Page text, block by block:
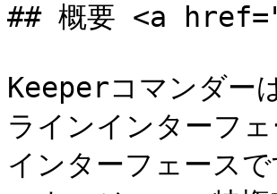
## 概要 <a
Keeperコマンダー
ラインインターフ
インターフェース